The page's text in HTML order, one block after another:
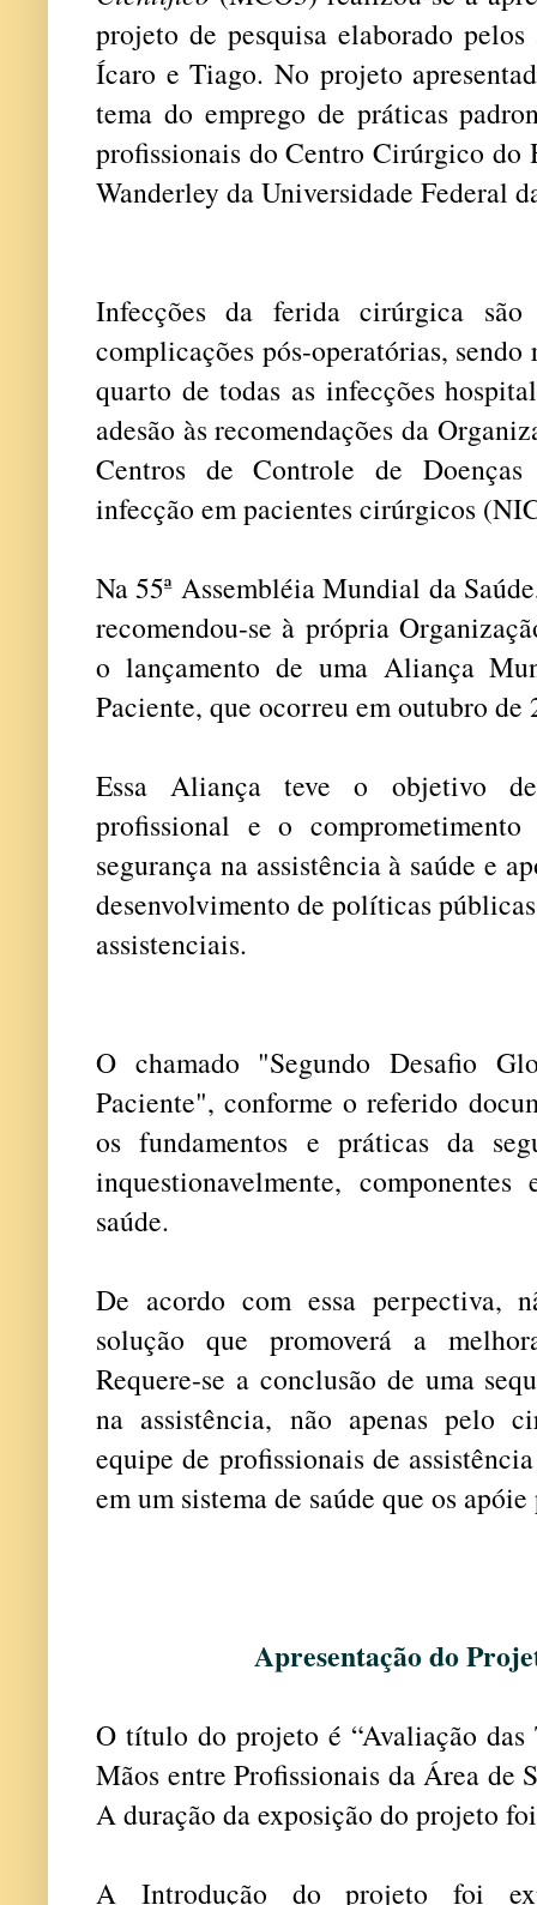
projeto de pesquisa elaborado
Ícaro e Tiago. No projeto
tema do emprego de práticas
profissionais do Centro Cirúrgico
Wanderley da Universidade Federal
Infecções da ferida cirúrgica
complicações pós-operatórias,
quarto de todas as infecções
adesão às recomendações da
Centros de Controle de
infecção em pacientes cirúrgicos
Na 55ª Assembléia Mundial da
recomendou-se à própria
o lançamento de uma Aliança
Paciente, que ocorreu em outubro de
Essa Aliança teve o objetivo
profissional e o
segurança na assistência à saúde e
desenvolvimento de políticas
assistenciais.
O chamado "Segundo Desafio
Paciente", conforme o referido
os fundamentos e práticas da
inquestionavelmente,
saúde.
De acordo com essa perpectiva,
solução que promoverá a
Requere-se a conclusão de uma
na assistência, não apenas pelo
equipe de profissionais de
em um sistema de saúde que os
Apresentação do
O título do projeto é “Avaliação das
Mãos entre Profissionais da Área de
A duração da exposição do projeto
A Introdução do projeto foi